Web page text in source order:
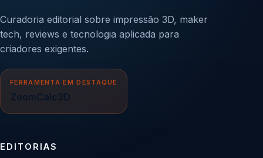
Curadoria editorial sobre impressão 3D, maker
tech, reviews e tecnologia aplicada para
criadores exigentes.
FERRAMENTA EM DESTAQUE
ZoomCalc3D
EDITORIAS